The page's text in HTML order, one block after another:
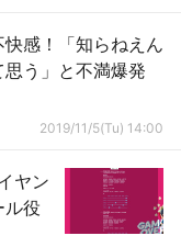
感！「知らねえん
う」と不満爆発
2019/11/5(Tu) 14:00
ヤン
ル役